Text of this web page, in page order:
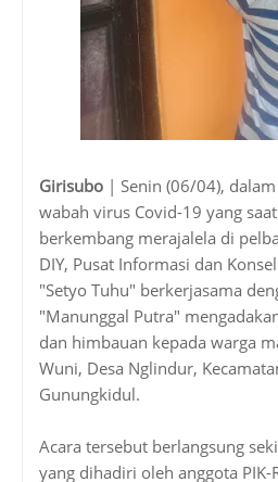
Girisubo | Senin (06/04),
wabah virus Covid-19 yang
berkembang merajalela di
DIY, Pusat Informasi dan
"Setyo Tuhu" berkerjasama
"Manunggal Putra"
dan himbauan kepada warga
Wuni, Desa Nglindur,
Gunungkidul.
Acara tersebut berlangsung
yang dihadiri oleh anggota PIK-